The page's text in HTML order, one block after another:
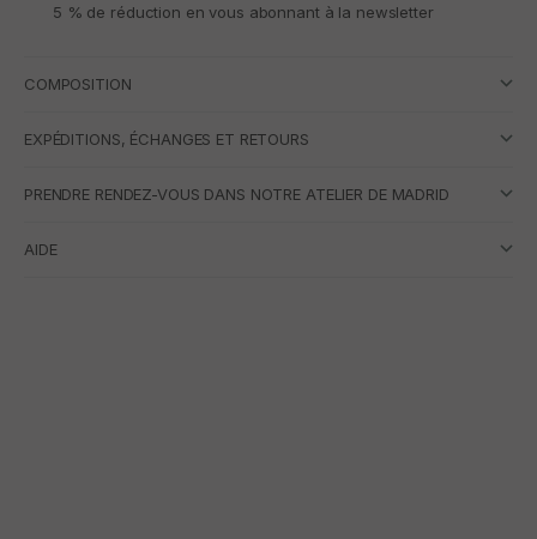
5 % de réduction en vous abonnant à la newsletter
COMPOSITION
EXPÉDITIONS, ÉCHANGES ET RETOURS
PRENDRE RENDEZ-VOUS DANS NOTRE ATELIER DE MADRID
AIDE